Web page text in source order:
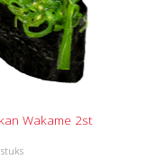
Wakame 2st